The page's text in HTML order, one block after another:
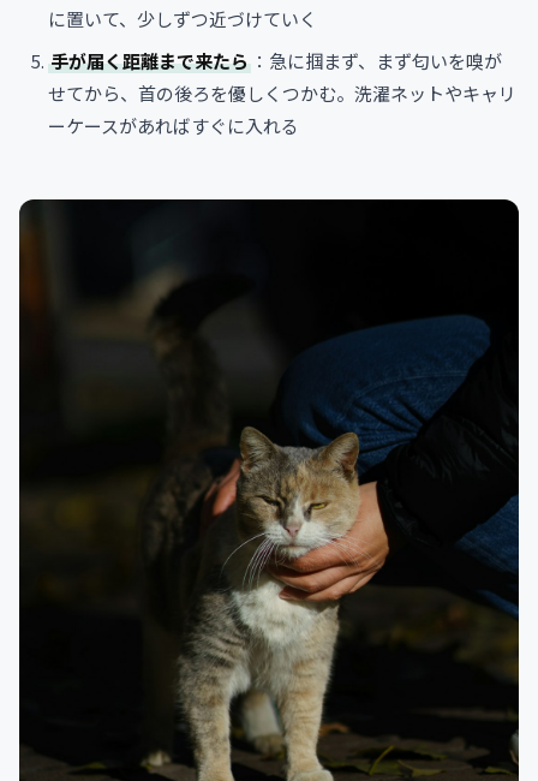
に置いて、少しずつ近づけていく
手が届く距離まで来たら ：急に掴まず、まず匂いを嗅が
せてから、首の後ろを優しくつかむ。洗濯ネットやキャリ
ーケースがあればすぐに入れる